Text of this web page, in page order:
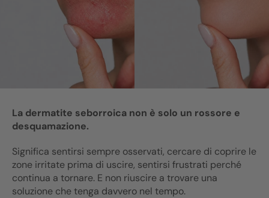
La dermatite seborroica non è solo un rossore e
desquamazione.
Significa sentirsi sempre osservati, cercare di coprire le
zone irritate prima di uscire, sentirsi frustrati perché
continua a tornare. E non riuscire a trovare una
soluzione che tenga davvero nel tempo.